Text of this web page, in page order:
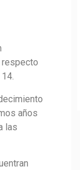
respecto
años
las